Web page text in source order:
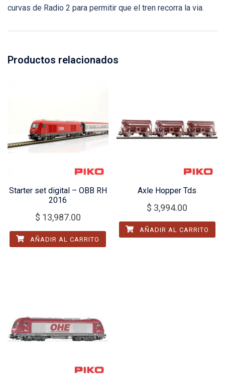
curvas de Radio 2 para permitir que el tren recorra la via.
Productos relacionados
Starter set digital – OBB RH
2016
$ 13,987.00
AÑADIR AL CARRITO
Axle Hopper Tds
$ 3,994.00
AÑADIR AL CARRITO